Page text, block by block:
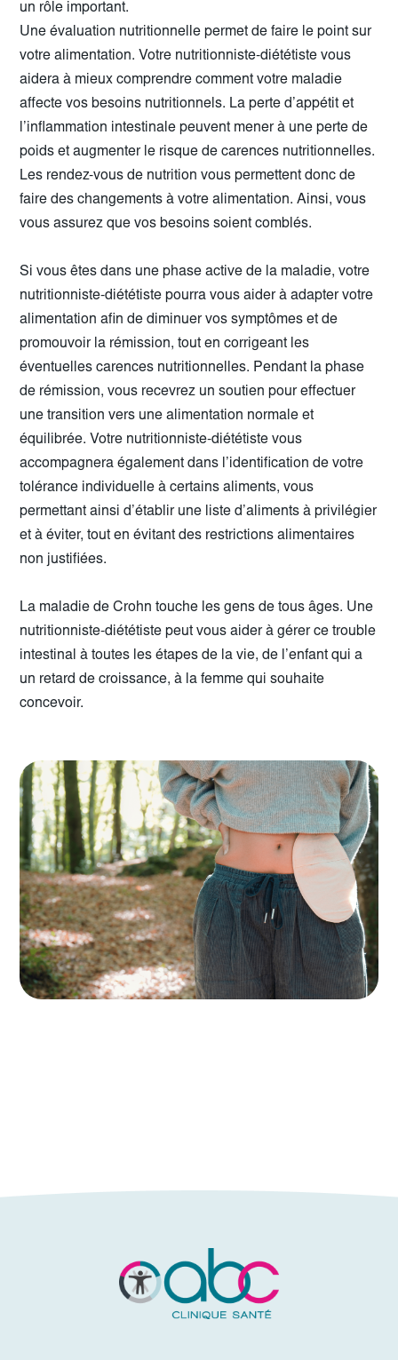
un rôle important.
Une évaluation nutritionnelle permet de faire le point sur
votre alimentation. Votre nutritionniste-diététiste vous
aidera à mieux comprendre comment votre maladie
affecte vos besoins nutritionnels. La perte d’appétit et
l’inflammation intestinale peuvent mener à une perte de
poids et augmenter le risque de carences nutritionnelles.
Les rendez-vous de nutrition vous permettent donc de
faire des changements à votre alimentation. Ainsi, vous
vous assurez que vos besoins soient comblés.
Si vous êtes dans une phase active de la maladie, votre
nutritionniste-diététiste pourra vous aider à adapter votre
alimentation afin de diminuer vos symptômes et de
promouvoir la rémission, tout en corrigeant les
éventuelles carences nutritionnelles. Pendant la phase
de rémission, vous recevrez un soutien pour effectuer
une transition vers une alimentation normale et
équilibrée. Votre nutritionniste-diététiste vous
accompagnera également dans l’identification de votre
tolérance individuelle à certains aliments, vous
permettant ainsi d’établir une liste d’aliments à privilégier
et à éviter, tout en évitant des restrictions alimentaires
non justifiées.
La maladie de Crohn touche les gens de tous âges. Une
nutritionniste-diététiste peut vous aider à gérer ce trouble
intestinal à toutes les étapes de la vie, de l’enfant qui a
un retard de croissance, à la femme qui souhaite
concevoir.